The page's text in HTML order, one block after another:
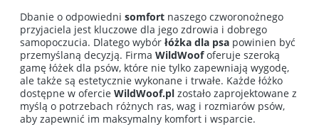
Dbanie o odpowiedni somfort naszego czworonożnego
przyjaciela jest kluczowe dla jego zdrowia i dobrego
samopoczucia. Dlatego wybór łóżka dla psa powinien być
przemyślaną decyzją. Firma WildWoofoferuje szeroką
gamę łóżek dla psów, które nie tylko zapewniają wygodę,
ale także są estetycznie wykonane i trwałe. Każde łóżko
dostępne w ofercie WildWoof.pl zostało zaprojektowane z
myślą o potrzebach różnych ras, wag i rozmiarów psów,
aby zapewnić im maksymalny komfort i wsparcie.